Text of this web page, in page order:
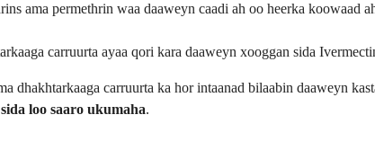
ama permethrin waa daaweyn caadi ah oo heerka koowaad
carruurta ayaa qori kara daaweyn xooggan sida
dhakhtarkaaga carruurta ka hor intaanad bilaabin daaweyn
sida loo saaro ukumaha.